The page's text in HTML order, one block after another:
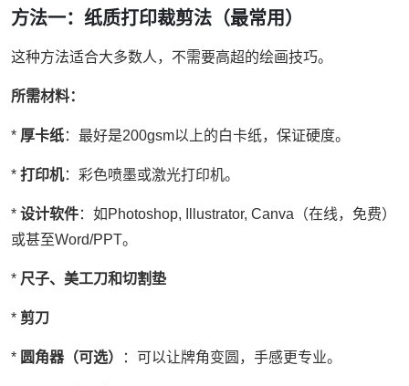
方法一：纸质打印裁剪法（最常用）
这种方法适合大多数人，不需要高超的绘画技巧。
所需材料：
* 厚卡纸：最好是200gsm以上的白卡纸，保证硬度。
* 打印机：彩色喷墨或激光打印机。
* 设计软件：如Photoshop, Illustrator, Canva（在线，免费）
或甚至Word/PPT。
* 尺子、美工刀和切割垫
* 剪刀
* 圆角器（可选） ：可以让牌角变圆，手感更专业。